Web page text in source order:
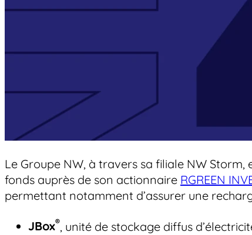
Groupe
Le Groupe NW, à travers sa filiale NW
fonds auprès de son actionnaire RGREEN
permettant notamment d’assurer une
JBox®, unité de stockage diffus